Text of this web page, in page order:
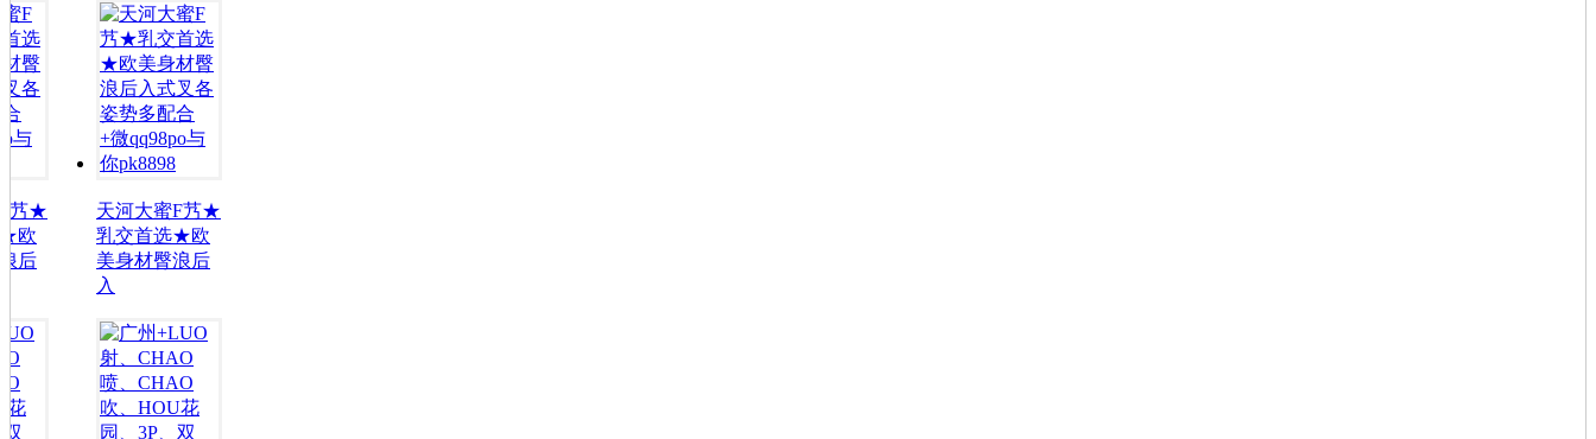
天河大蜜F艿★
乳交首选★欧
美身材臀浪后
天河大蜜F艿★